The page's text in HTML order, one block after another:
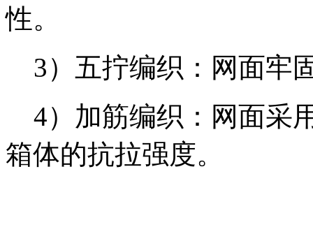
性。
3）五拧编织：网面牢
4）加筋编织：网面采
箱体的抗拉强度。